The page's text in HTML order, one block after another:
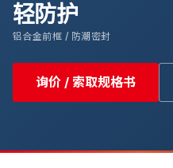
轻防护
铝合金前框 / 防潮密封
询价 / 索取规格书